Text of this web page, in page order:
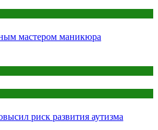
мастером маникюра
риск развития аутизма